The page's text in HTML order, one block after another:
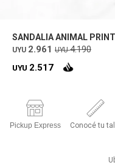
SANDALIA ANIMAL
UYU 2.961 UYU 4.190
UYU 2.517
Pickup Express Conocé tu